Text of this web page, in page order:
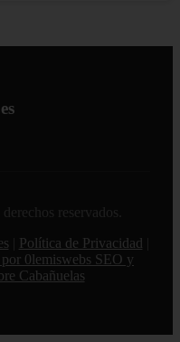
reservados.
Política de Privacidad
0lemiswebs SEO y
Cabañuelas